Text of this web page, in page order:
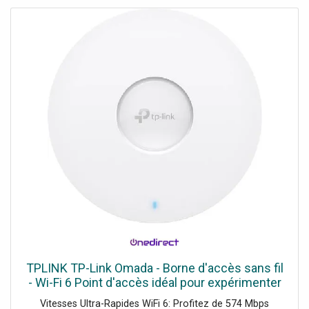
en option) Indice de protection IPX4 Connectivité
Bluetooth et Wi-Fi - Contrôle à distance avec l'application
Fluidra Pool Durabilité de l'électrode 8 -10 000 h Dosage
pH (option) Pompe péristaltique intégrée, 1,5 L/h, avec
sécurité surdosage Sonde(s) pH et Redox (options) Corps
Connect Evo 21 Production de chlore 7 g/h 12 g/h 21 g/h
Volume du bassin* 30 m3 50 m3 90 m3 Salinité requise
TPLINK TP-Link Omada - Borne d'accès sans fil
- Wi-Fi 6 Point d'accès idéal pour expérimenter
la vitesse ultra-rapide du WiFi 6 !
Vitesses Ultra-Rapides WiFi 6: Profitez de 574 Mbps